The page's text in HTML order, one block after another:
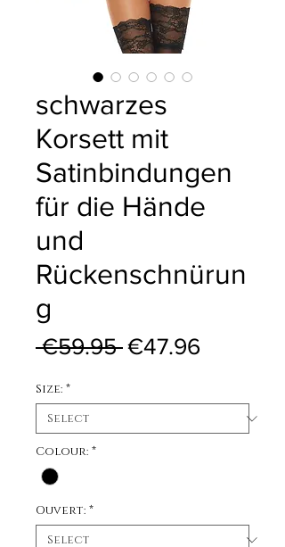
schwarzes
Korsett mit
Satinbindungen
für die Hände
und
Rückenschnürun
g
€59.95 Regular Price
€47.96
Size: *
Colour: *
Ouvert: *